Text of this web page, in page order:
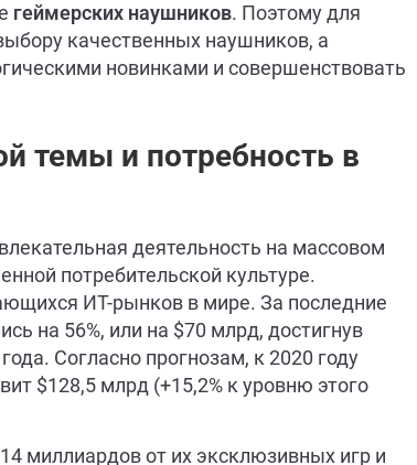
геймерских наушников. Поэтому для
качественных наушников, а
новинками и совершенствовать
темы и потребность в
деятельность на массовом
потребительской культуре.
ИТ-рынков в мире. За последние
на 56%, или на $70 млрд, достигнув
Согласно прогнозам, к 2020 году
$128,5 млрд (+15,2% к уровню этого
миллиардов от их эксклюзивных игр и